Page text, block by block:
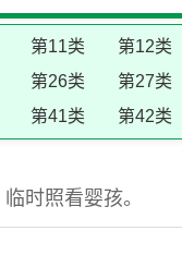
第11类 第12类
第26类 第27类
第41类 第42类
时照看婴孩。